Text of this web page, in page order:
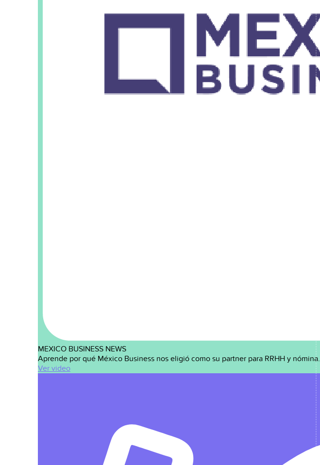
MEXICO BUSINESS NEWS
Aprende por qué México Business nos eligió como su partner para RRHH y nómina.
Ver video